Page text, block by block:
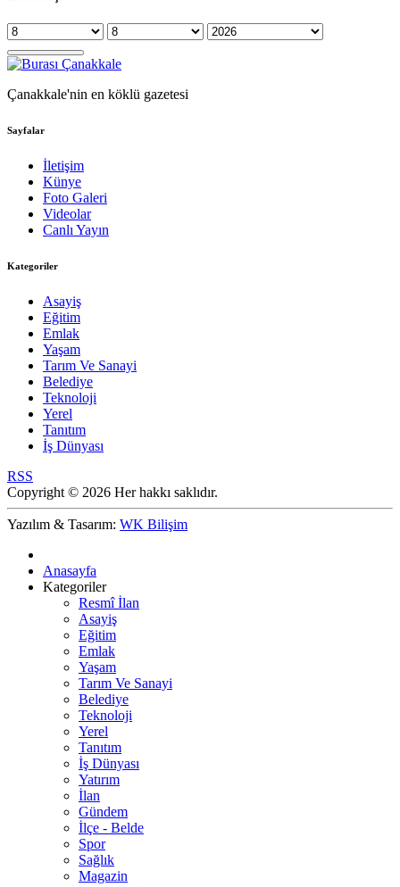
Çanakkale'nin en köklü gazetesi
Sayfalar
İletişim
Künye
Foto Galeri
Videolar
Canlı Yayın
Kategoriler
Asayiş
Eğitim
Emlak
Yaşam
Tarım Ve Sanayi
Belediye
Teknoloji
Yerel
Tanıtım
İş Dünyası
RSS
Copyright © 2026 Her hakkı saklıdır.
Yazılım & Tasarım: WK Bilişim
Anasayfa
Kategoriler
Resmî İlan
Asayiş
Eğitim
Emlak
Yaşam
Tarım Ve Sanayi
Belediye
Teknoloji
Yerel
Tanıtım
İş Dünyası
Yatırım
İlan
Gündem
İlçe - Belde
Spor
Sağlık
Magazin